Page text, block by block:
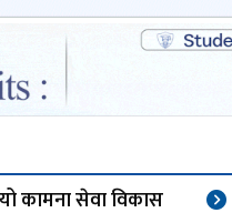
कामना सेवा विकास